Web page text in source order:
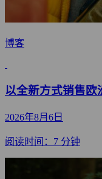
博客
以全新方式销售
2026年8月6日
阅读时间：7 分钟